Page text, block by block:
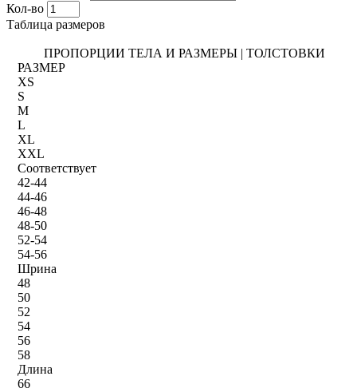
Кол-во
Таблица размеров
ПРОПОРЦИИ ТЕЛА И РАЗМЕРЫ | ТОЛСТОВКИ
РАЗМЕР
XS
S
M
L
XL
XXL
Соответствует
42-44
44-46
46-48
48-50
52-54
54-56
Шрина
48
50
52
54
56
58
Длина
66